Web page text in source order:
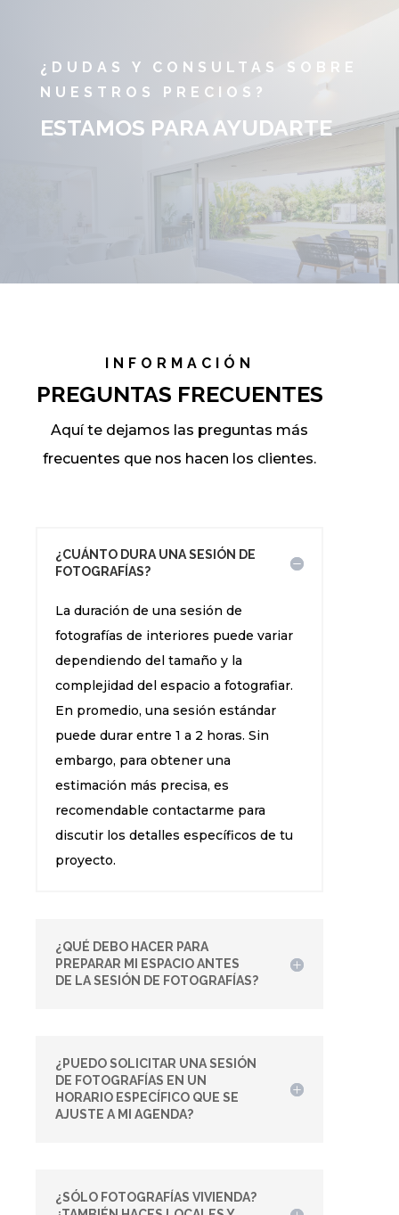
¿DUDAS Y CONSULTAS SOBRE
NUESTROS PRECIOS?
ESTAMOS PARA AYUDARTE
INFORMACIÓN
PREGUNTAS FRECUENTES
Aquí te dejamos las preguntas más
frecuentes que nos hacen los clientes.
¿CUÁNTO DURA UNA SESIÓN DE
FOTOGRAFÍAS?
La duración de una sesión de
fotografías de interiores puede variar
dependiendo del tamaño y la
complejidad del espacio a fotografiar.
En promedio, una sesión estándar
puede durar entre 1 a 2 horas. Sin
embargo, para obtener una
estimación más precisa, es
recomendable contactarme para
discutir los detalles específicos de tu
proyecto.
¿QUÉ DEBO HACER PARA
PREPARAR MI ESPACIO ANTES
DE LA SESIÓN DE FOTOGRAFÍAS?
¿PUEDO SOLICITAR UNA SESIÓN
DE FOTOGRAFÍAS EN UN
HORARIO ESPECÍFICO QUE SE
AJUSTE A MI AGENDA?
¿SÓLO FOTOGRAFÍAS VIVIENDA?